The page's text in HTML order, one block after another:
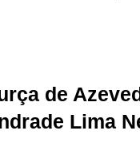
de
Lima